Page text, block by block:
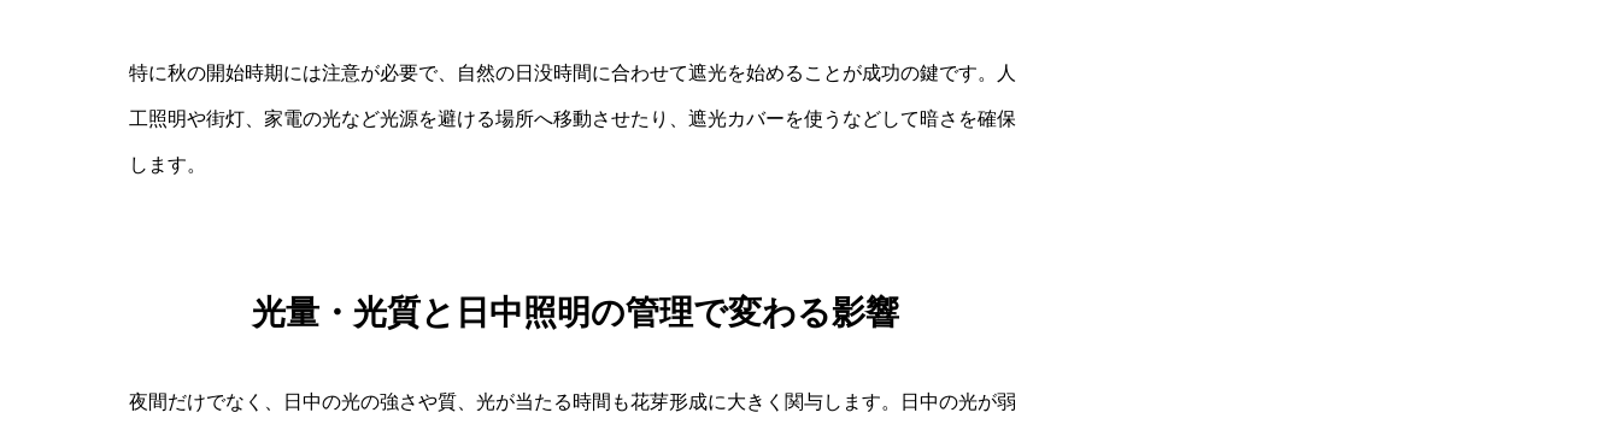
特に秋の開始時期には注意が必要で、自然の日没時間に合わせて遮光を始めることが成功の鍵です。人
工照明や街灯、家電の光など光源を避ける場所へ移動させたり、遮光カバーを使うなどして暗さを確保
します。
光量・光質と日中照明の管理で変わる影響
夜間だけでなく、日中の光の強さや質、光が当たる時間も花芽形成に大きく関与します。日中の光が弱